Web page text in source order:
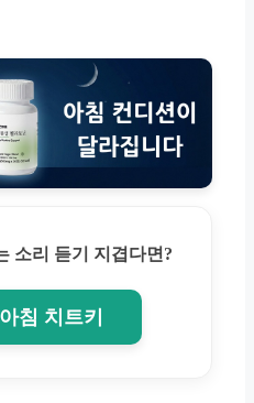
소리 듣기 지겹다면?
침 치트키